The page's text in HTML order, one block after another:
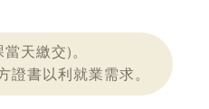
天繳交)。
證書以利就業需求。